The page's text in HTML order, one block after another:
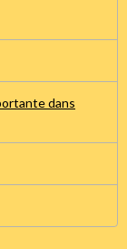
dans